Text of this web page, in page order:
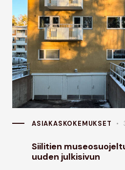
ASIAKASKOKEMUKSET
Siilitien
uuden julkisivun